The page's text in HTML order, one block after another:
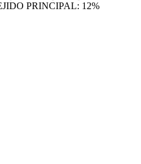
PRINCIPAL: 12%